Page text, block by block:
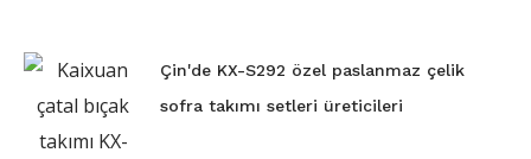
Çin'de KX-S292 özel paslanmaz çelik
sofra takımı setleri üreticileri